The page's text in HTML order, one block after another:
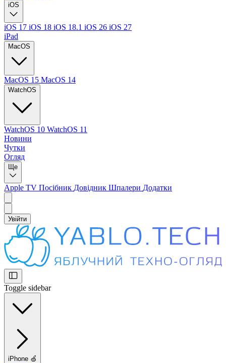
iOS
iOS 17 iOS 18 iOS 18.1 iOS 26 iOS 27
iPad
MacOS
MacOS 15 MacOS 14
WatchOS
WatchOS 10 WatchOS 11
Новини
Чутки
Огляд
Ще
Apple TV Посібник Довідник Шпалери Додатки
Увійти
Toggle sidebar
iPhone 🍏